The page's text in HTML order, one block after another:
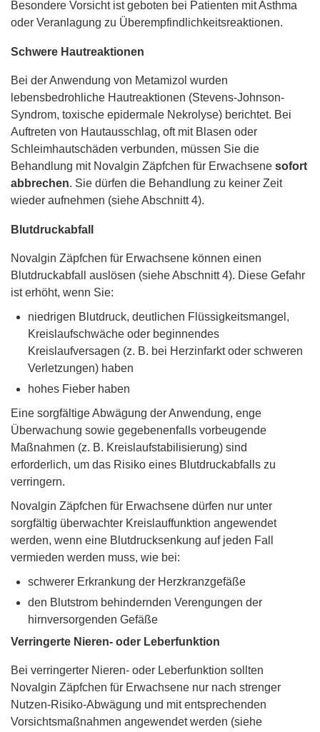
Besondere Vorsicht ist geboten bei Patienten mit Asthma
oder Veranlagung zu Überempfindlichkeitsreaktionen.
Schwere Hautreaktionen
Bei der Anwendung von Metamizol wurden
lebensbedrohliche Hautreaktionen (Stevens-Johnson-
Syndrom, toxische epidermale Nekrolyse) berichtet. Bei
Auftreten von Hautausschlag, oft mit Blasen oder
Schleimhautschäden verbunden, müssen Sie die
Behandlung mit Novalgin Zäpfchen für Erwachsene sofort
abbrechen. Sie dürfen die Behandlung zu keiner Zeit
wieder aufnehmen (siehe Abschnitt 4).
Blutdruckabfall
Novalgin Zäpfchen für Erwachsene können einen
Blutdruckabfall auslösen (siehe Abschnitt 4). Diese Gefahr
ist erhöht, wenn Sie:
niedrigen Blutdruck, deutlichen Flüssigkeitsmangel,
Kreislaufschwäche oder beginnendes
Kreislaufversagen (z. B. bei Herzinfarkt oder schweren
Verletzungen) haben
hohes Fieber haben
Eine sorgfältige Abwägung der Anwendung, enge
Überwachung sowie gegebenenfalls vorbeugende
Maßnahmen (z. B. Kreislaufstabilisierung) sind
erforderlich, um das Risiko eines Blutdruckabfalls zu
verringern.
Novalgin Zäpfchen für Erwachsene dürfen nur unter
sorgfältig überwachter Kreislauffunktion angewendet
werden, wenn eine Blutdrucksenkung auf jeden Fall
vermieden werden muss, wie bei:
schwerer Erkrankung der Herzkranzgefäße
den Blutstrom behindernden Verengungen der
hirnversorgenden Gefäße
Verringerte Nieren- oder Leberfunktion
Bei verringerter Nieren- oder Leberfunktion sollten
Novalgin Zäpfchen für Erwachsene nur nach strenger
Nutzen-Risiko-Abwägung und mit entsprechenden
Vorsichtsmaßnahmen angewendet werden (siehe